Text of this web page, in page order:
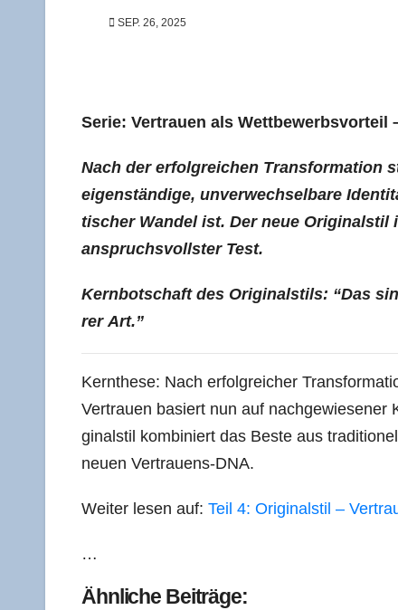
SEP. 26, 2025
Serie: Ver­trau­en als
Nach der erfolg­rei­chen Trans­for­ma­ti­on
eigen­stän­di­ge, unver­wech­sel­ba­re
ti­scher Wan­del ist. Der neue
anspruchs­volls­ter Test.
Kern­bot­schaft des Ori­gi­nal­stils: “Das
rer Art.”
Kern­the­se: Nach erfolg­rei­cher
Ver­trau­en basiert nun auf nach­ge­wie­se­ner
gi­nal­stil kom­bi­niert das Bes­te aus
neu­en Vertrauens-DNA.
Wei­ter lesen auf: Teil 4: Ori­gi­nal­stil –
…
Ähn­li­che Beiträge: